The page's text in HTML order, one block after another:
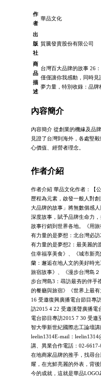
作
者
華品文化
出
版
社
貿騰發賣股份有限公司
商
品
描
述
台灣百大品牌的故事 26
僅僅讓你我感動，同時
夢力量，特別收錄：品牌
內容簡介
內容簡介 從創業的機緣及品
見證了台灣到海外，各處堅
心價值、經營者理念。
作者介紹
作者介紹 華品文化作者：【
歷程為元素，啟發一般人對
大品牌的故事」將無數個感
深度故事，賦予品牌生命力
故事行銷到世界各地。《用
有力量的是夢想：北台灣必
有力量的是夢想2：最美麗的
住幸福享美食》、《城市新
蘭：邂逅在地人文的美好時
旅宿故事》、《漫步台灣島
步台灣島3：尋訪最夯的伴手
的餐廳與旅宿》《世界上最
16 受邀復興廣播電台節目專
訪2015 4 22 受邀漢聲廣播電
電台節目專訪2015 7 30 受邀
智大學新世紀國際志工論壇講
leelin1314E-mail：
講、異業合作電話：02-
在地商家品牌的推手，找尋
耀，在光鮮亮麗的外表，背
今的成就，這就是華品